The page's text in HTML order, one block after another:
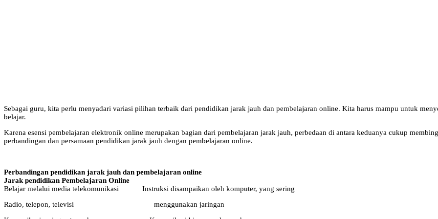
Sebagai guru, kita perlu menyadari variasi pilihan terbaik dari pendidikan jarak jauh dan pembelajaran online. Kita harus mampu untuk
belajar.
Karena esensi pembelajaran elektronik online merupakan bagian dari pembelajaran jarak jauh, perbedaan di antara keduanya cukup
perbandingan dan persamaan pendidikan jarak jauh dengan pembelajaran online.
Perbandingan pendidikan jarak jauh dan pembelajaran online
Jarak pendidikan Pembelajaran Online
Belajar melalui media telekomunikasi Instruksi disampaikan oleh komputer, yang sering
Radio, telepon, televisi menggunakan jaringan